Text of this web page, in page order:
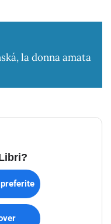
la donna amata